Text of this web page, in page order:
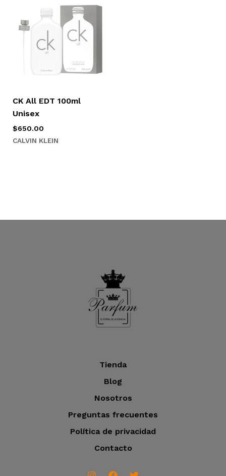
CK All EDT 100ml
Unisex
$650.00
CALVIN KLEIN
Tienda
Blog
Nosotros
Preguntas frecuentes
Política de privacidad
Contacto